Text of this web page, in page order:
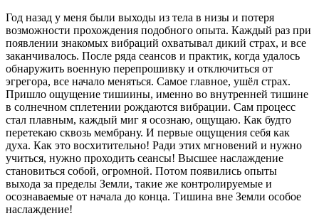
Год назад у меня были выходы из тела в низы и потеря
возможности прохождения подобного опыта. Каждый раз при
появлении знакомых вибраций охватывал дикий страх, и все
заканчивалось. После ряда сеансов и практик, когда удалось
обнаружить военную перепрошивку и отключиться от
эгрегора, все начало меняться. Самое главное, ушёл страх.
Пришло ощущение тишиины, именно во внутренней тишине
в солнечном сплетении рождаются вибрации. Сам процесс
стал плавным, каждый миг я осознаю, ощущаю. Как будто
перетекаю сквозь мембрану. И первые ощущения себя как
духа. Как это восхитительно! Ради этих мгновений и нужно
учиться, нужно проходить сеансы! Высшее наслаждение
становиться собой, огромной. Потом появились опыты
выхода за пределы Земли, такие же контролируемые и
осознаваемые от начала до конца. Тишина вне Земли особое
наслаждение!